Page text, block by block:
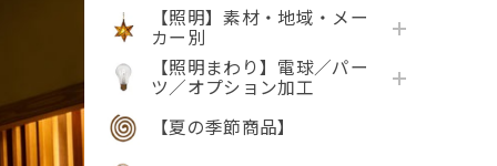
【照明】素材・地域・メー
カー別
【照明まわり】電球／パー
ツ／オプション加工
【夏の季節商品】